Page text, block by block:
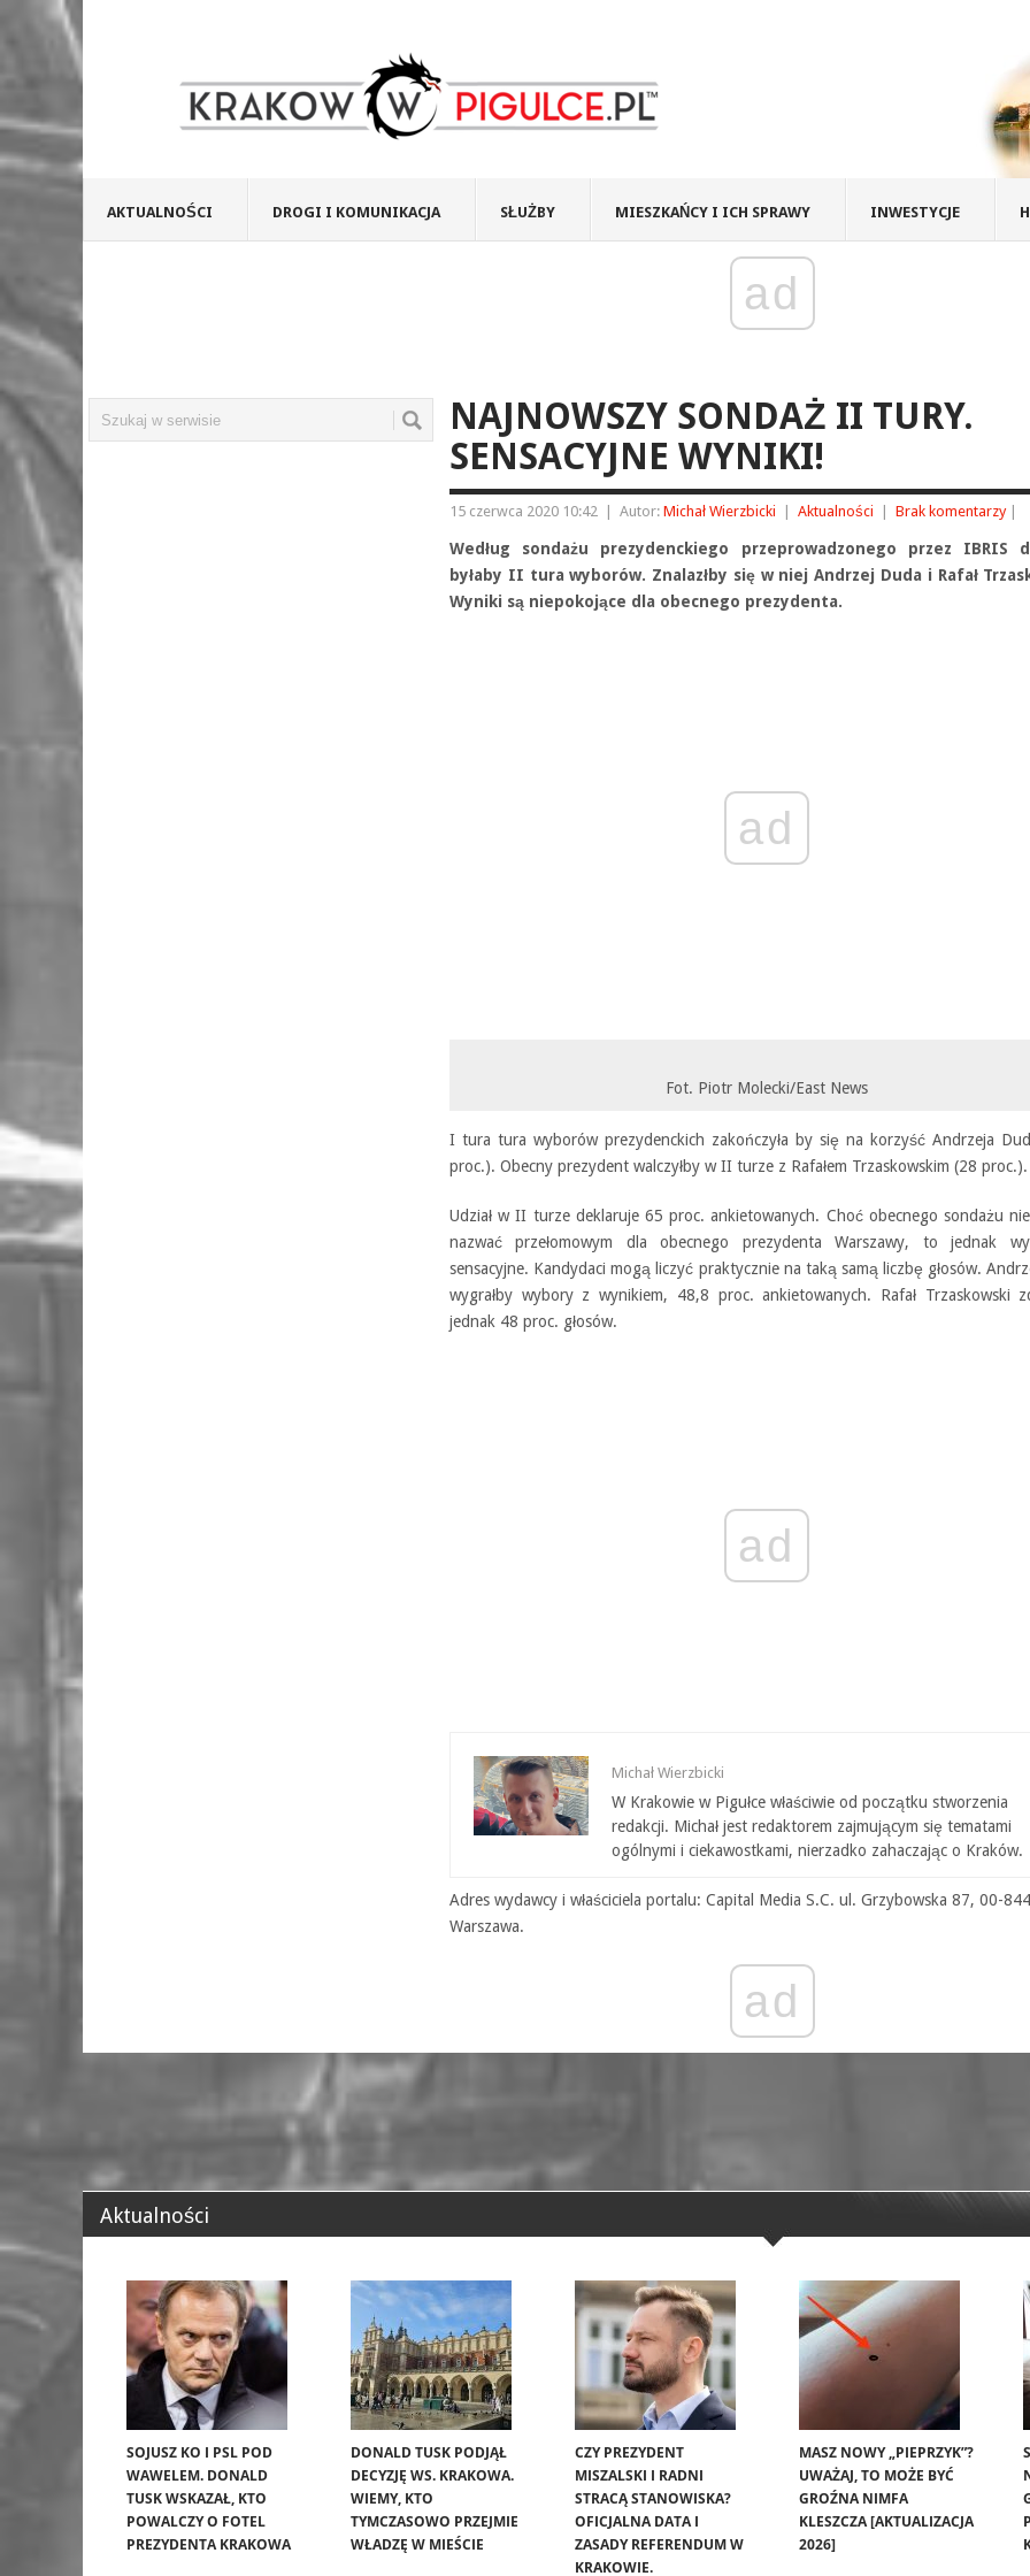
AKTUALNOŚCI DROGI I KOMUNIKACJA SŁUŻBY MIESZKAŃCY I ICH SPRAWY INWESTYCJE
ad
NAJNOWSZY SONDAŻ II TURY.
SENSACYJNE WYNIKI!
15 czerwca 2020 10:42 Autor: Michał Wierzbicki Aktualności Brak komentarzy
Według sondażu prezydenckiego przeprowadzonego przez IBRIS
byłaby II tura wyborów. Znalazłby się w niej Andrzej Duda i Rafał
Wyniki są niepokojące dla obecnego prezydenta.
ad
Fot. Piotr Molecki/East News
I tura tura wyborów prezydenckich zakończyła by się na korzyść Andrzeja
proc.). Obecny prezydent walczyłby w II turze z Rafałem Trzaskowskim (28 proc.).
Udział w II turze deklaruje 65 proc. ankietowanych. Choć obecnego sondażu
nazwać przełomowym dla obecnego prezydenta Warszawy, to jednak
sensacyjne. Kandydaci mogą liczyć praktycznie na taką samą liczbę głosów.
wygrałby wybory z wynikiem, 48,8 proc. ankietowanych. Rafał Trzaskowski
jednak 48 proc. głosów.
ad
Michał Wierzbicki
W Krakowie w Pigułce właściwie od początku stworzenia
redakcji. Michał jest redaktorem zajmującym się tematami
ogólnymi i ciekawostkami, nierzadko zahaczając o Kraków.
Adres wydawcy i właściciela portalu: Capital Media S.C. ul. Grzybowska 87, 00-844
Warszawa.
ad
Aktualności
SOJUSZ KO I PSL POD
WAWELEM. DONALD
TUSK WSKAZAŁ, KTO
POWALCZY O FOTEL
PREZYDENTA KRAKOWA
DONALD TUSK PODJĄŁ
DECYZJĘ WS. KRAKOWA.
WIEMY, KTO
TYMCZASOWO PRZEJMIE
WŁADZĘ W MIEŚCIE
CZY PREZYDENT
MISZALSKI I RADNI
STRACĄ STANOWISKA?
OFICJALNA DATA I
ZASADY REFERENDUM W
KRAKOWIE.
MASZ NOWY „PIEPRZYK”?
UWAŻAJ, TO MOŻE BYĆ
GROŹNA NIMFA
KLESZCZA [AKTUALIZACJA
2026]